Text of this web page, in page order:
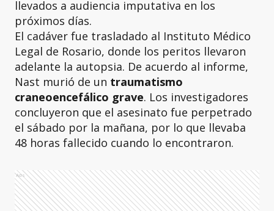
llevados a audiencia imputativa en los
próximos días.
El cadáver fue trasladado al Instituto Médico
Legal de Rosario, donde los peritos llevaron
adelante la autopsia. De acuerdo al informe,
Nast murió de un traumatismo
craneoencefálico grave. Los investigadores
concluyeron que el asesinato fue perpetrado
el sábado por la mañana, por lo que llevaba
48 horas fallecido cuando lo encontraron.
Ads